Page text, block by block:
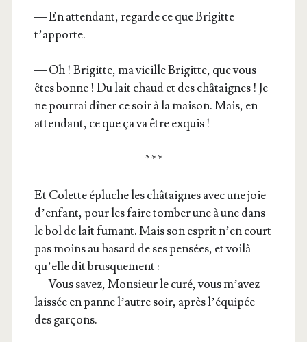
— En atten­dant, regarde ce que Bri­gitte
t’apporte.
— Oh ! Bri­gitte, ma vieille Bri­gitte, que vous
êtes bonne ! Du lait chaud et des châ­taignes ! Je
ne pour­rai dîner ce soir à la mai­son. Mais, en
atten­dant, ce que ça va être exquis !
* * *
Et Colette épluche les châ­taignes avec une joie
d’enfant, pour les faire tom­ber une à une dans
le bol de lait fumant. Mais son esprit n’en court
pas moins au hasard de ses pen­sées, et voi­là
qu’elle dit brusquement :
— Vous savez, Mon­sieur le curé, vous m’avez
lais­sée en panne l’autre soir, après l’équipée
des garçons.